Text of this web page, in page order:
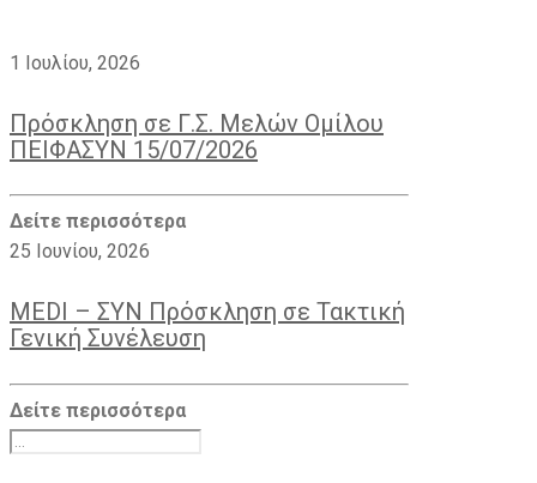
1 Ιουλίου, 2026
Πρόσκληση σε Γ.Σ. Μελών Ομίλου
ΠΕΙΦΑΣΥΝ 15/07/2026
Δείτε περισσότερα
25 Ιουνίου, 2026
MEDI – ΣΥΝ Πρόσκληση σε Τακτική
Γενική Συνέλευση
Δείτε περισσότερα